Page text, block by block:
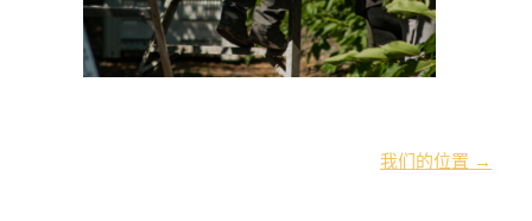
我们的位置 →